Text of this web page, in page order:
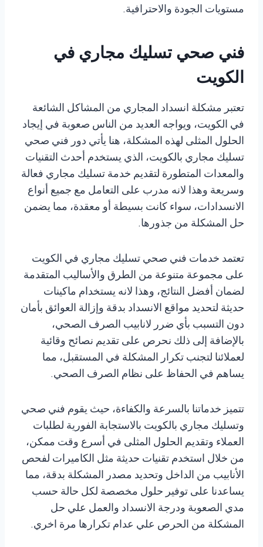
مستويات الجودة والاحترافية.
فني صحي تسليك مجاري في
الكويت
تعتبر مشكلة انسداد المجاري من المشاكل الشائعة
في الكويت، ويواجه العديد من الناس صعوبة في إيجاد
الحلول المثلى لهذه المشكلة، هنا يأتي دور فني صحي
تسليك مجاري بالكويت، الذي يستخدم أحدث التقنيات
والمعدات المتطورة لتقديم خدمة تسليك مجاري فعالة
وسريعة وهذا لانه مدرب على التعامل مع جميع أنواع
الانسدادات، سواء كانت بسيطة أو معقدة، مما يضمن
حل المشكلة من جذورها.
تعتمد خدمات فني صحي تسليك مجاري في الكويت
على مجموعة متنوعة من الطرق والأساليب المتقدمة
لضمان أفضل النتائج، وهذا لانه يستخدام ماكينات
حديثة لتحديد مواقع الانسداد بدقة وإزالة العوائق بأمان
دون التسبب بأي ضرر لانابيب الصرف الصحي،
بالإضافة إلى ذلك نحرص على تقديم نصائح وقائية
لعملائنا لتجنب تكرار المشكلة في المستقبل، مما
يساهم في الحفاظ على نظام الصرف الصحي.
تتميز خدماتنا بالسرعة والكفاءة، حيث يقوم فني صحي
وتسليك مجاري بالكويت بالاستجابة الفورية لطلبات
العملاء وتقديم الحلول المثلى في أسرع وقت ممكن،
من خلال استخدم تقنيات حديثة مثل الكاميرات لفحص
الأنابيب من الداخل وتحديد مصدر المشكلة بدقة، مما
يساعدنا على توفير حلول مخصصة لكل حالة حسب
مدي الصعوبة ودرجة الانسداد والعمل علي حل
المشكلة من الحرص علي عدام تكرارها مرة اخري.